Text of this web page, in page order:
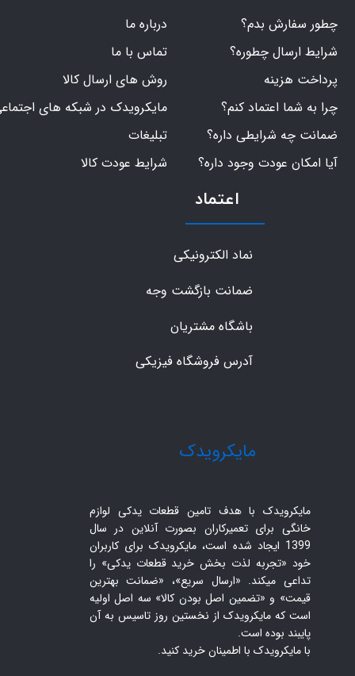
مایکرویدک با هدف تامین قطعات یدکی لوازم
خانگی برای تعمیرکاران بصورت آنلاین در سال
1399 ایجاد شده است، مایکرویدک برای کاربران
خود «تجربه لذت بخش خرید قطعات یدکی» را
تداعی میکند. «ارسال سریع»، «ضمانت بهترین
قیمت» و «تضمین اصل بودن کالا» سه اصل اولیه
است که مایکرویدک از نخستین روز تاسیس به آن
پایبند بوده است.
با مایکرویدک با اطمینان خرید کنید.​​​​​​​
​مایکرویدک
چطور سفارش بدم؟
شرایط ارسال چطوره؟
پرداخت هزینه
چرا به شما اعتماد کنم؟
ضمانت چه شرایطی داره؟
آیا امکان عودت وجود داره؟
اعتماد
نماد الکترونیکی
ضمانت بازگشت وجه
باشگاه مشتریان
آدرس فروشگاه فیزیکی
درباره ما
تماس با ما
روش های ارسال کالا
مایکرویدک در شبکه های
تبلیغات
شرایط عودت کالا